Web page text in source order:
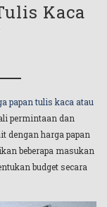
Kaca
papan tulis kaca atau
permintaan dan
dengan harga papan
beberapa masukan
budget secara